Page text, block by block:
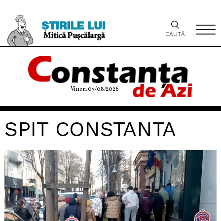
Vineri 07/08/2026
CAUTĂ
SPIT CONSTANTA